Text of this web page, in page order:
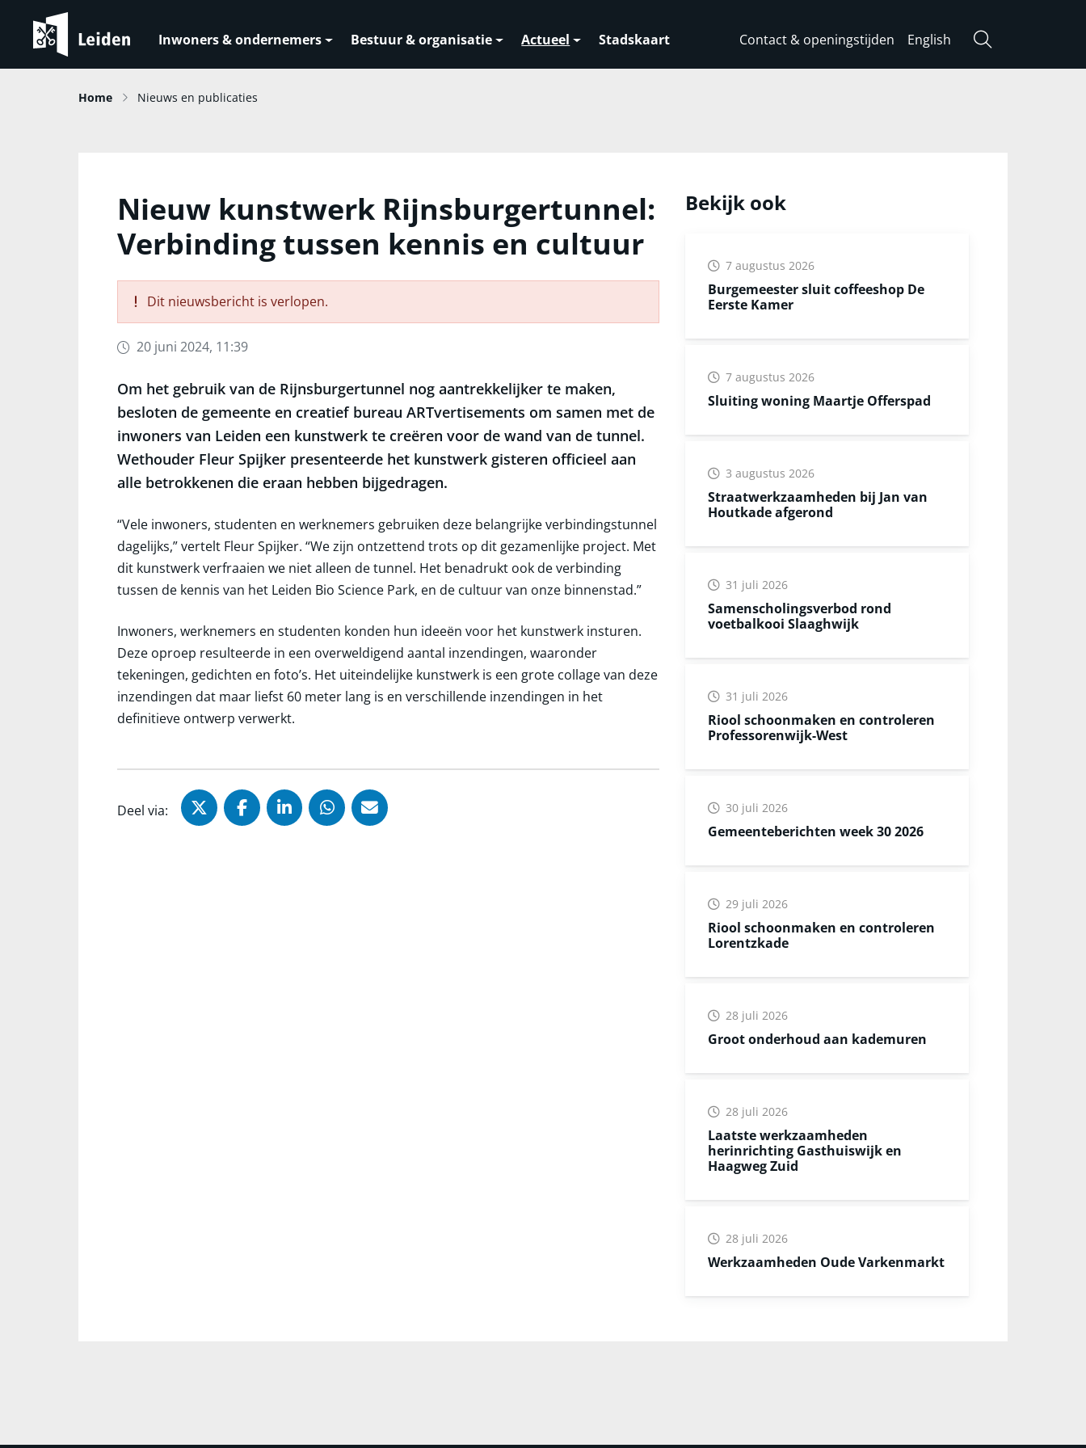
Inwoners & ondernemers Bestuur & organisatie Actueel Stadskaart Contact & openingstijden English Zoeken
Home Nieuws en publicaties
Nieuw kunstwerk Rijnsburgertunnel:
Verbinding tussen kennis en cultuur
Dit nieuwsbericht is verlopen.
20 juni 2024, 11:39
Om het gebruik van de Rijnsburgertunnel nog aantrekkelijker te maken,
besloten de gemeente en creatief bureau ARTvertisements om samen met de
inwoners van Leiden een kunstwerk te creëren voor de wand van de tunnel.
Wethouder Fleur Spijker presenteerde het kunstwerk gisteren officieel aan
alle betrokkenen die eraan hebben bijgedragen.
“Vele inwoners, studenten en werknemers gebruiken deze belangrijke verbindingstunnel
dagelijks,” vertelt Fleur Spijker. “We zijn ontzettend trots op dit gezamenlijke project. Met
dit kunstwerk verfraaien we niet alleen de tunnel. Het benadrukt ook de verbinding
tussen de kennis van het Leiden Bio Science Park, en de cultuur van onze binnenstad.”
Inwoners, werknemers en studenten konden hun ideeën voor het kunstwerk insturen.
Deze oproep resulteerde in een overweldigend aantal inzendingen, waaronder
tekeningen, gedichten en foto’s. Het uiteindelijke kunstwerk is een grote collage van deze
inzendingen dat maar liefst 60 meter lang is en verschillende inzendingen in het
definitieve ontwerp verwerkt.
Deel via: Deel via X (Twitter), opent in nieuw tabblad
Deel via Facebook, opent in nieuw tabblad
Deel via LinkedIn, opent in nieuw tabblad
Deel via WhatsApp, opent in nieuw tabblad
Deel via Mail, opent in nieuw tabblad
Bekijk ook
Burgemeester sluit coffeeshop De
Eerste Kamer
7 augustus 2026
Sluiting woning Maartje Offerspad
7 augustus 2026
Straatwerkzaamheden bij Jan van
Houtkade afgerond
3 augustus 2026
Samenscholingsverbod rond
voetbalkooi Slaaghwijk
31 juli 2026
Riool schoonmaken en controleren
Professorenwijk-West
31 juli 2026
Gemeenteberichten week 30 2026
30 juli 2026
Riool schoonmaken en controleren
Lorentzkade
29 juli 2026
Groot onderhoud aan kademuren
28 juli 2026
Laatste werkzaamheden
herinrichting Gasthuiswijk en
Haagweg Zuid
28 juli 2026
Werkzaamheden Oude Varkenmarkt
28 juli 2026